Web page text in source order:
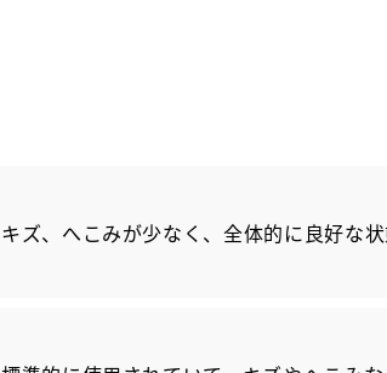
キズ、へこみが少なく、全体的に良好な状